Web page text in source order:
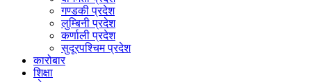
गण्डकी प्रदेश
लुम्बिनी प्रदेश
कर्णाली प्रदेश
सुदूरपश्चिम प्रदेश
कारोबार
शिक्षा